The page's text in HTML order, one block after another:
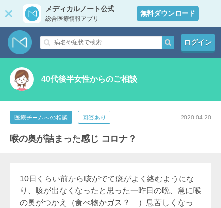
メディカルノート公式
総合医療情報アプリ
無料ダウンロード
ログイン
40代後半女性からのご相談
医療チームへの相談 回答あり 2020.04.20
喉の奥が詰まった感じ コロナ？
10日くらい前から咳がでて痰がよく絡むようにな
り、咳が出なくなったと思った一昨日の晩、急に喉
の奥がつかえ（食べ物かガス？ ）息苦しくなっ